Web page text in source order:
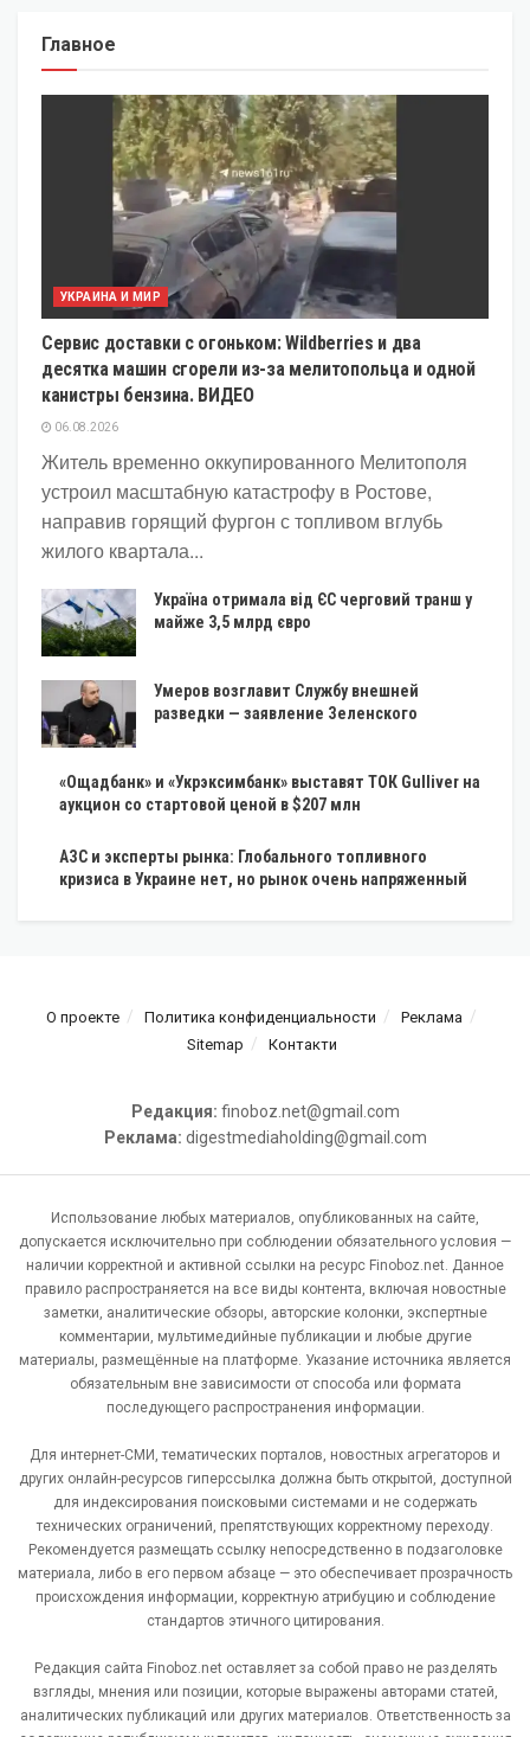
Главное
УКРАИНА И МИР
Сервис доставки с огоньком: Wildberries и два
десятка машин сгорели из-за мелитопольца и одной
канистры бензина. ВИДЕО
06.08.2026
Житель временно оккупированного Мелитополя
устроил масштабную катастрофу в Ростове,
направив горящий фургон с топливом вглубь
жилого квартала...
Україна отримала від ЄС черговий транш у
майже 3,5 млрд євро
Умеров возглавит Службу внешней
разведки — заявление Зеленского
«Ощадбанк» и «Укрэксимбанк» выставят ТОК Gulliver на
аукцион со стартовой ценой в $207 млн
АЗС и эксперты рынка: Глобального топливного
кризиса в Украине нет, но рынок очень напряженный
О проекте Политика конфиденциальности
Реклама
Sitemap
Контакти
Редакция: finoboz.net@gmail.com
Реклама: digestmediaholding@gmail.com
Использование любых материалов, опубликованных на сайте,
допускается исключительно при соблюдении обязательного условия —
наличии корректной и активной ссылки на ресурс Finoboz.net. Данное
правило распространяется на все виды контента, включая новостные
заметки, аналитические обзоры, авторские колонки, экспертные
комментарии, мультимедийные публикации и любые другие
материалы, размещённые на платформе. Указание источника является
обязательным вне зависимости от способа или формата
последующего распространения информации.
Для интернет-СМИ, тематических порталов, новостных агрегаторов и
других онлайн-ресурсов гиперссылка должна быть открытой, доступной
для индексирования поисковыми системами и не содержать
технических ограничений, препятствующих корректному переходу.
Рекомендуется размещать ссылку непосредственно в подзаголовке
материала, либо в его первом абзаце — это обеспечивает прозрачность
происхождения информации, корректную атрибуцию и соблюдение
стандартов этичного цитирования.
Редакция сайта Finoboz.net оставляет за собой право не разделять
взгляды, мнения или позиции, которые выражены авторами статей,
аналитических публикаций или других материалов. Ответственность за